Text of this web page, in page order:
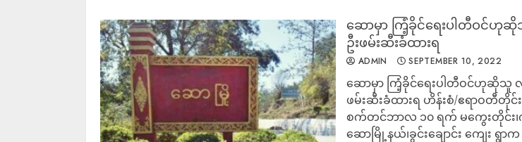
ဆောမှာ ကြံ့ခိုင်ရေးပါတီဝင်ဟု
ဦးဖမ်းဆီးခံထားရ
ADMIN SEPTEMBER 10, 2022
ဆောမှာ ကြံ့ခိုင်ရေးပါတီဝင်ဟုဆိုသူ
ဖမ်းဆီးခံထားရ ဟိန်းစံ/ဧရာဝတီတိုင်း
စက်တင်ဘာလ ၁၀ ရက် မကွေးတိုင်း၊ဂ
ဆောမြို့နယ်၊ခွင်းချောင်း ကျေး ရွာ